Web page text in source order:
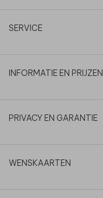
SERVICE
INFORMATIE EN PRIJZEN
PRIVACY EN GARANTIE
WENSKAARTEN